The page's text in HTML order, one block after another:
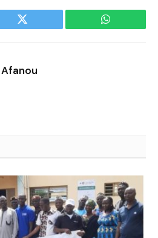
Twitter WhatsApp